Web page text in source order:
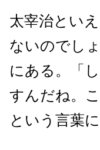
太宰治とい
ないのでし
にある。「
すんだね。
という言葉